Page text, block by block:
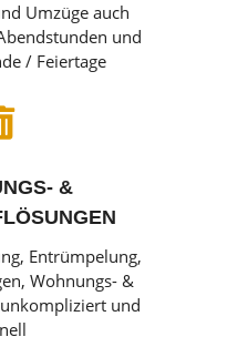
Umzüge auch
und
/ Feiertage
&
Entrümpelung,
Wohnungs- &
und